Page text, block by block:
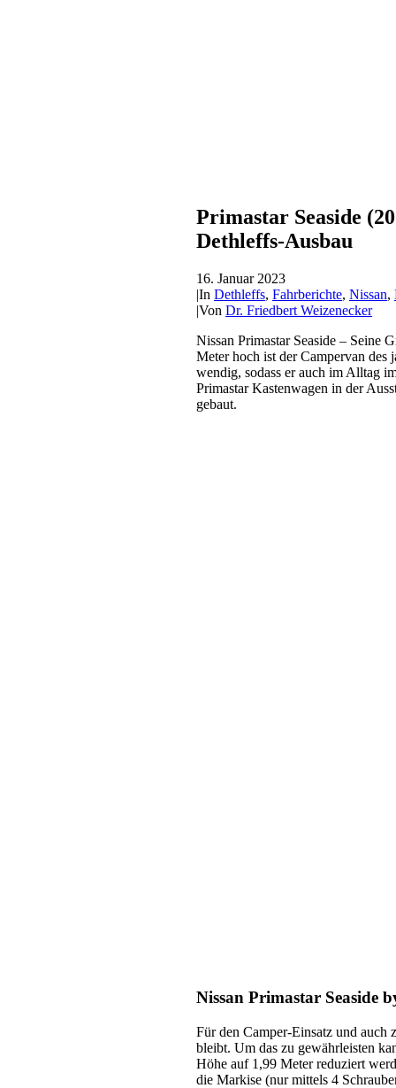
Primastar Seaside
Dethleffs-Ausbau
16. Januar 2023
|In Dethleffs, Fahrberichte, Nissan,
|Von Dr. Friedbert Weizenecker
Nissan Primastar Seaside – Seine
Meter hoch ist der Campervan des
wendig, sodass er auch im Alltag
Primastar Kastenwagen in der
gebaut.
Nissan Primastar Seaside
Für den Camper-Einsatz und auch
bleibt. Um das zu gewährleisten
Höhe auf 1,99 Meter reduziert
die Markise (nur mittels 4